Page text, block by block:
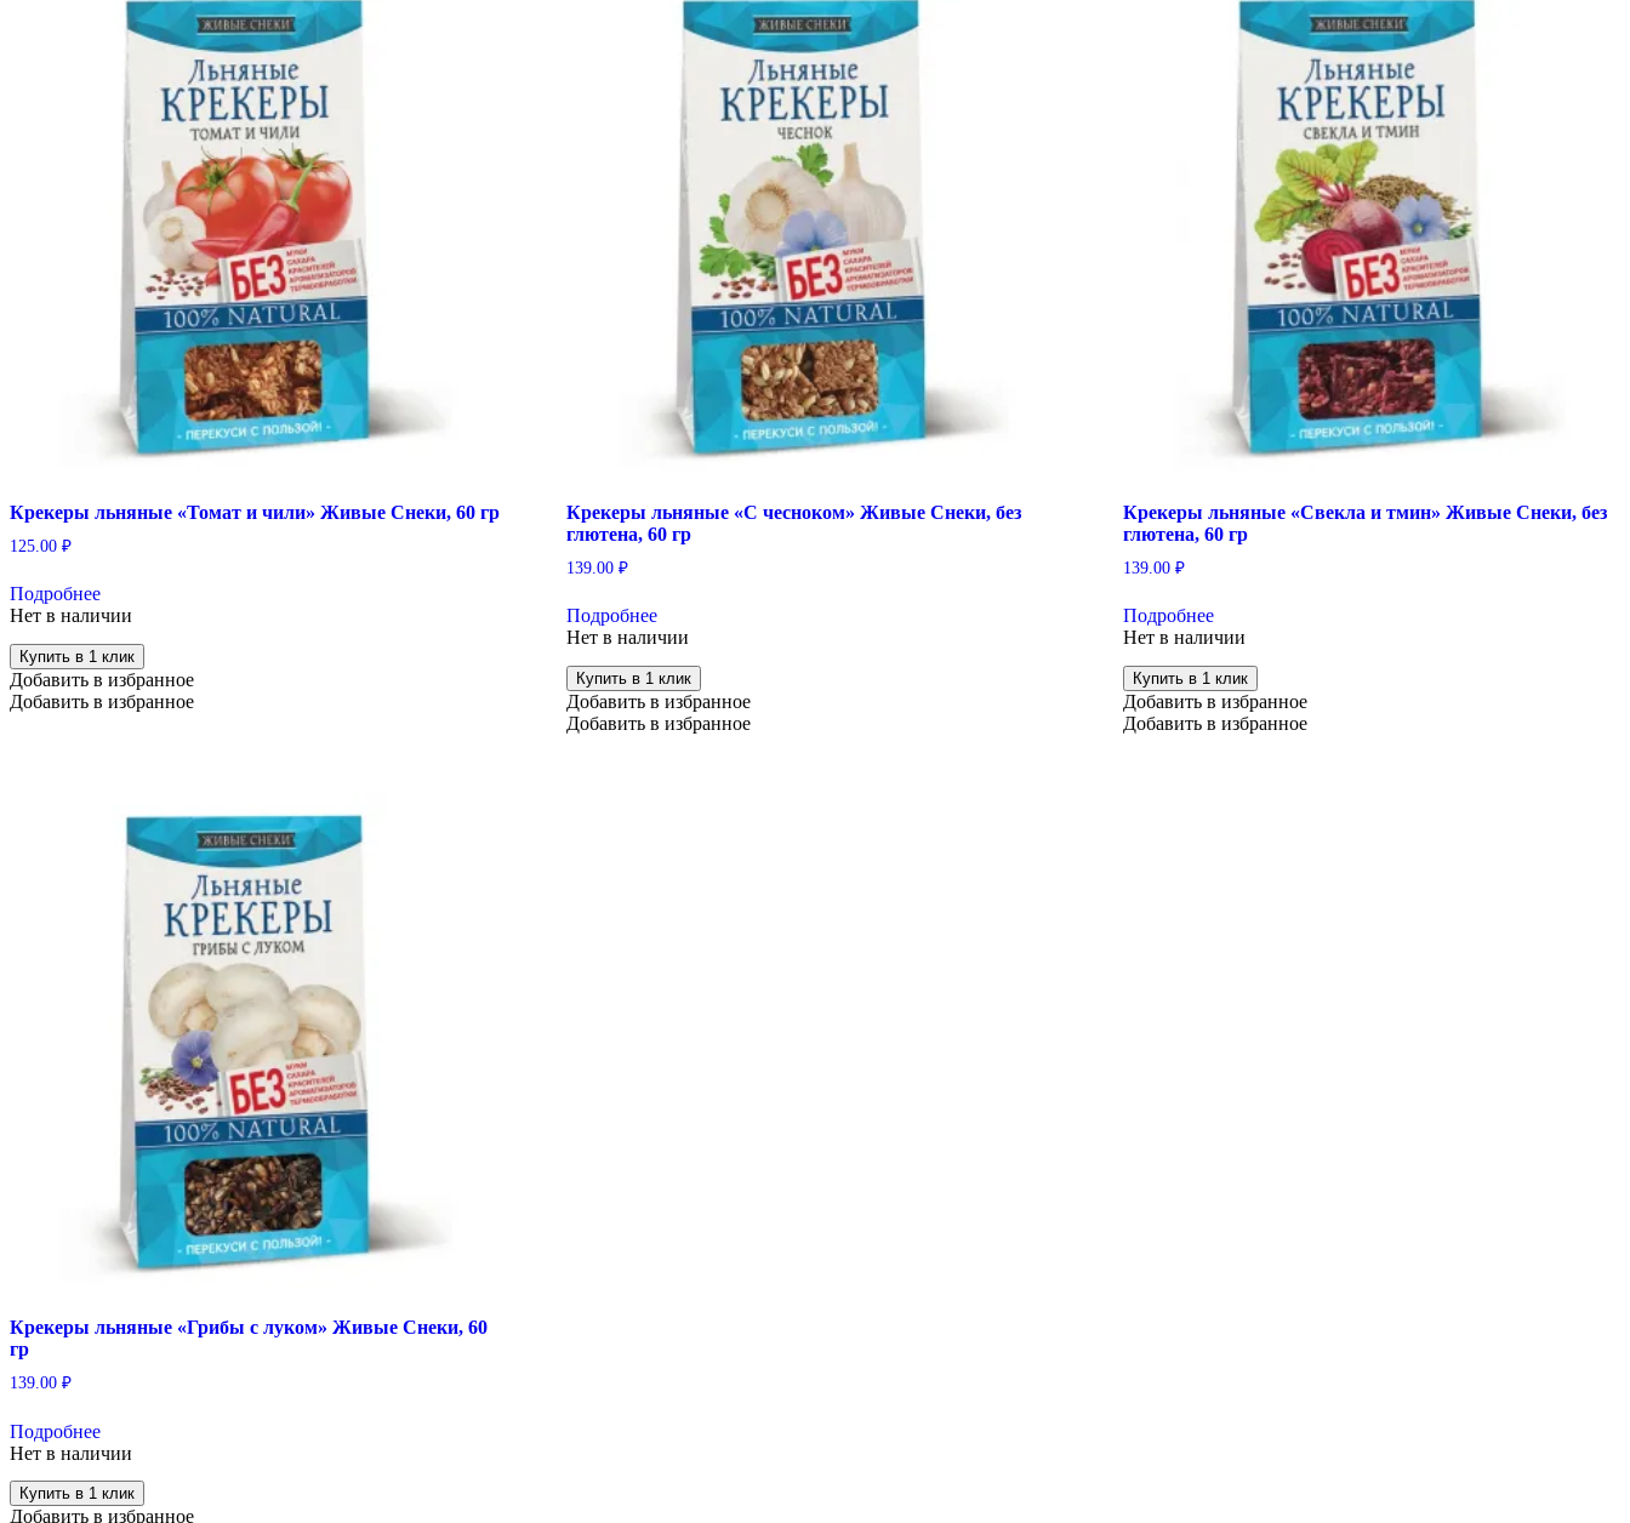
Крекеры льняные «Томат и чили» Живые Снеки, 60 гр
125.00 ₽
Подробнее
Нет в наличии
Купить в 1 клик
Добавить в избранное
Добавить в избранное
Крекеры льняные «С чесноком» Живые Снеки, без
глютена, 60 гр
139.00 ₽
Подробнее
Нет в наличии
Купить в 1 клик
Добавить в избранное
Добавить в избранное
Крекеры льняные «Свекла и тмин» Живые Снеки, без
глютена, 60 гр
139.00 ₽
Подробнее
Нет в наличии
Купить в 1 клик
Добавить в избранное
Добавить в избранное
Крекеры льняные «Грибы с луком» Живые Снеки, 60
гр
139.00 ₽
Подробнее
Нет в наличии
Купить в 1 клик
Добавить в избранное